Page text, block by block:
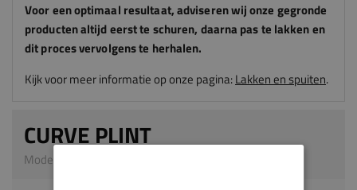
Voor een optimaal resultaat, adviserenwijonze gegronde
producten altijd eerst te schuren, daarna pas te lakken en
dit proces vervolgens te herhalen.
Kijk voor meer informatie op onze pagina:Lakken en spuiten.
CURVE PLINT
Model 0119 | 18 x 70 mm | MDF v313